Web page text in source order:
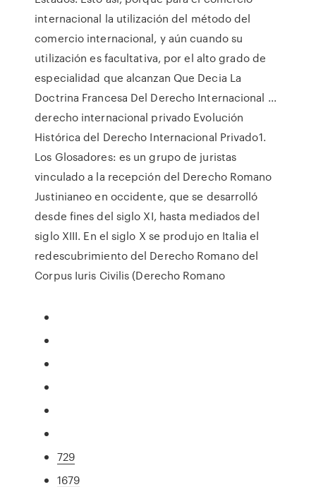
internacional la utilización del método del
comercio internacional, y aún cuando su
utilización es facultativa, por el alto grado de
especialidad que alcanzan Que Decia La
Doctrina Francesa Del Derecho Internacional ...
derecho internacional privado Evolución
Histórica del Derecho Internacional Privado1.
Los Glosadores: es un grupo de juristas
vinculado a la recepción del Derecho Romano
Justinianeo en occidente, que se desarrolló
desde fines del siglo XI, hasta mediados del
siglo XIII. En el siglo X se produjo en Italia el
redescubrimiento del Derecho Romano del
Corpus Iuris Civilis (Derecho Romano
729
1679